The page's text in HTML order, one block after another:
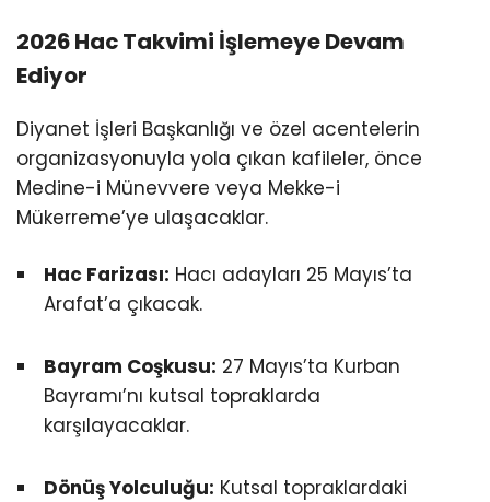
2026 Hac Takvimi İşlemeye Devam
Ediyor
Diyanet İşleri Başkanlığı ve özel acentelerin
organizasyonuyla yola çıkan kafileler, önce
Medine-i Münevvere veya Mekke-i
Mükerreme’ye ulaşacaklar.
Hac Farizası: Hacı adayları 25 Mayıs’ta
Arafat’a çıkacak.
Bayram Coşkusu: 27 Mayıs’ta Kurban
Bayramı’nı kutsal topraklarda
karşılayacaklar.
Dönüş Yolculuğu: Kutsal topraklardaki